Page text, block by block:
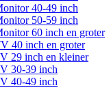
40-49 inch
50-59 inch
60 inch en groter
40 inch en groter
29 inch en kleiner
30-39 inch
40-49 inch